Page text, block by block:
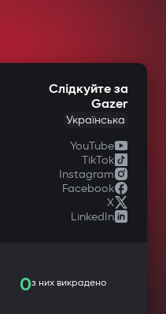
Слідкуйте за
Gazer
Українська
YouTube
TikTok
Instagram
Facebook
X
LinkedIn
0з них викрадено